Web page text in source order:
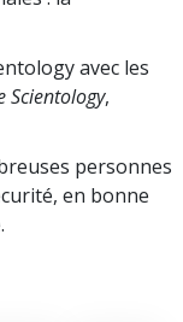
avec les
Scientology,
personnes
en bonne